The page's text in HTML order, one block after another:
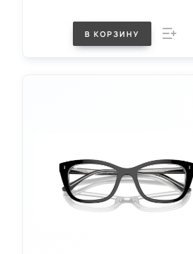
В КОРЗИНУ